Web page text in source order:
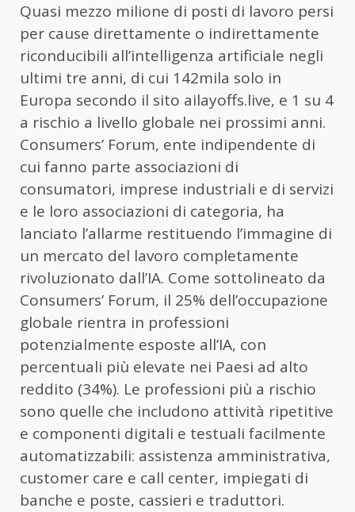
Quasi mezzo milione di posti di lavoro persi
per cause direttamente o indirettamente
riconducibili all’intelligenza artificiale negli
ultimi tre anni, di cui 142mila solo in
Europa secondo il sito ailayoffs.live, e 1 su 4
a rischio a livello globale nei prossimi anni.
Consumers’ Forum, ente indipendente di
cui fanno parte associazioni di
consumatori, imprese industriali e di servizi
e le loro associazioni di categoria, ha
lanciato l’allarme restituendo l’immagine di
un mercato del lavoro completamente
rivoluzionato dall’IA. Come sottolineato da
Consumers’ Forum, il 25% dell’occupazione
globale rientra in professioni
potenzialmente esposte all’IA, con
percentuali più elevate nei Paesi ad alto
reddito (34%). Le professioni più a rischio
sono quelle che includono attività ripetitive
e componenti digitali e testuali facilmente
automatizzabili: assistenza amministrativa,
customer care e call center, impiegati di
banche e poste, cassieri e traduttori.